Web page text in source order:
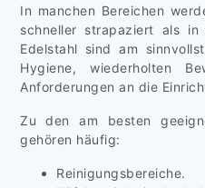
In manchen Bereichen
schneller strapaziert als in
Edelstahl sind am
Hygiene, wiederholten
Anforderungen an die
Zu den am besten
gehören häufig:
Reinigungsbereiche.